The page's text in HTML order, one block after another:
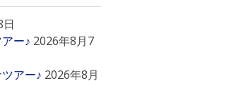
ー♪ 2026年8月7
アー♪ 2026年8月